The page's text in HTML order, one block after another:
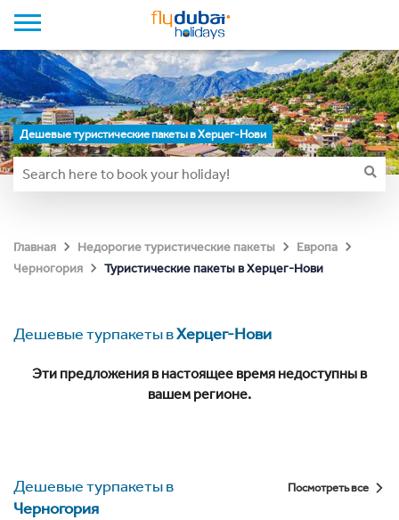
Дешевые туристические пакеты в Херцег-Нови
Главная Недорогие туристические пакеты
Европа
Черногория
Туристические пакеты в Херцег-Нови
Дешевые турпакеты вХерцег-Нови
Эти предложения в настоящее время недоступны в
вашем регионе.
Дешевые турпакеты в
Черногория
Посмотреть все